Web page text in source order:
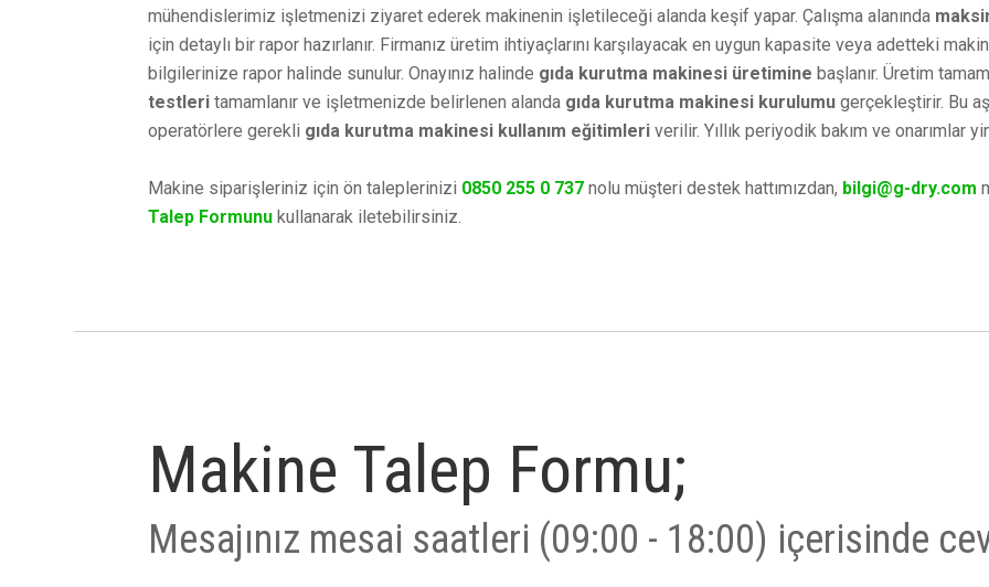
mühendislerimiz işletmenizi ziyaret ederek makinenin işletileceği alanda keşif yapar. Çalışma alanında
için detaylı bir rapor hazırlanır. Firmanız üretim ihtiyaçlarını karşılayacak en uygun kapasite veya adetteki
bilgilerinize rapor halinde sunulur. Onayınız halinde gıda kurutma makinesi üretimine başlanır. Üretim
testleri tamamlanır ve işletmenizde belirlenen alanda gıda kurutma makinesi kurulumu gerçekleştirir. Bu
operatörlere gerekli gıda kurutma makinesi kullanım eğitimleri verilir. Yıllık periyodik bakım ve onarımlar
Makine siparişleriniz için ön taleplerinizi 0850 255 0 737 nolu müşteri destek hattımızdan, bilgi@g-dry.com
Talep Formunu kullanarak iletebilirsiniz.
Makine Talep Formu;
Mesajınız mesai saatleri (09:00 - 18:00) içerisinde